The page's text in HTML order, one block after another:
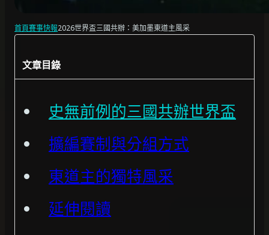
首頁賽事快報2026世界盃三國共辦：美加墨東道主風采
文章目錄
史無前例的三國共辦世界盃
擴編賽制與分組方式
東道主的獨特風采
延伸閱讀